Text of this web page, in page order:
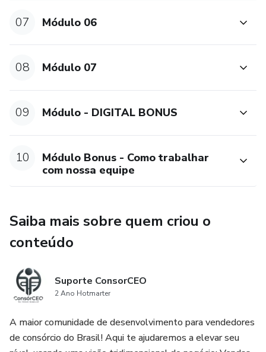
07 Módulo 06
08 Módulo 07
09 Módulo - DIGITAL BONUS
10
Módulo Bonus - Como trabalhar
com nossa equipe
Saiba mais sobre quem criou o
conteúdo
Suporte ConsorCEO
2 Ano Hotmarter
A maior comunidade de desenvolvimento para vendedores
de consórcio do Brasil! Aqui te ajudaremos a elevar seu